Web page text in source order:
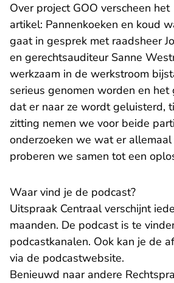
Over project GOO verscheen het
artikel: Pannenkoeken en koud
gaat in gesprek met raadsheer
en gerechtsauditeur Sanne
werkzaam in de werkstroom
serieus genomen worden en het
dat er naar ze wordt geluisterd,
zitting nemen we voor beide
onderzoeken we wat er
proberen we samen tot een
Waar vind je de podcast?
Uitspraak Centraal verschijnt
maanden. De podcast is te
podcastkanalen. Ook kan je de
via de podcastwebsite- U verlaat
.
Benieuwd naar andere